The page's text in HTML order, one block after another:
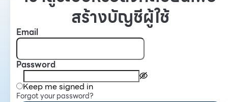
สร้างบัญชีผู้ใช้
Email
Password
Keep me signed in
Forgot your password?